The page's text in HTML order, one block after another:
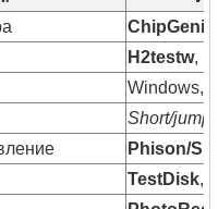
H2testw,
Windows,
Short/
Phison/
TestDisk,